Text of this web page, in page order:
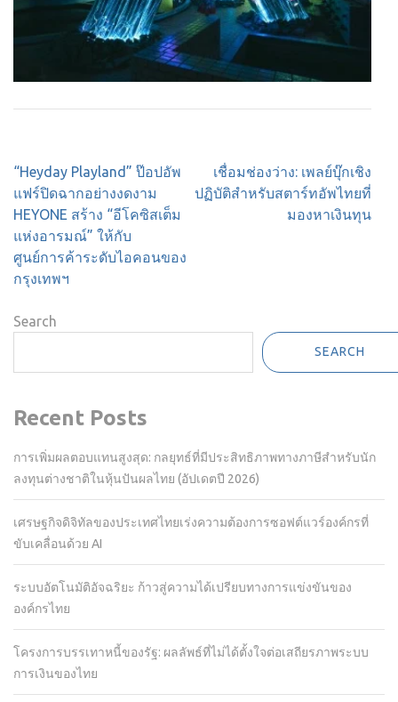
Post
navigation
“Heyday Playland” ป๊อปอัพ
แฟร์ปิดฉากอย่างงดงาม
HEYONE สร้าง “อีโคซิสเต็ม
แห่งอารมณ์” ให้กับ
ศูนย์การค้าระดับไอคอนของ
กรุงเทพฯ
เชื่อมช่องว่าง: เพลย์บุ๊กเชิง
ปฏิบัติสำหรับสตาร์ทอัพไทยที่
มองหาเงินทุน
Search
SEARCH
Recent Posts
การเพิ่มผลตอบแทนสูงสุด: กลยุทธ์ที่มีประสิทธิภาพทางภาษีสำหรับนัก
ลงทุนต่างชาติในหุ้นปันผลไทย (อัปเดตปี 2026)
เศรษฐกิจดิจิทัลของประเทศไทยเร่งความต้องการซอฟต์แวร์องค์กรที่
ขับเคลื่อนด้วย AI
ระบบอัตโนมัติอัจฉริยะ ก้าวสู่ความได้เปรียบทางการแข่งขันของ
องค์กรไทย
โครงการบรรเทาหนี้ของรัฐ: ผลลัพธ์ที่ไม่ได้ตั้งใจต่อเสถียรภาพระบบ
การเงินของไทย